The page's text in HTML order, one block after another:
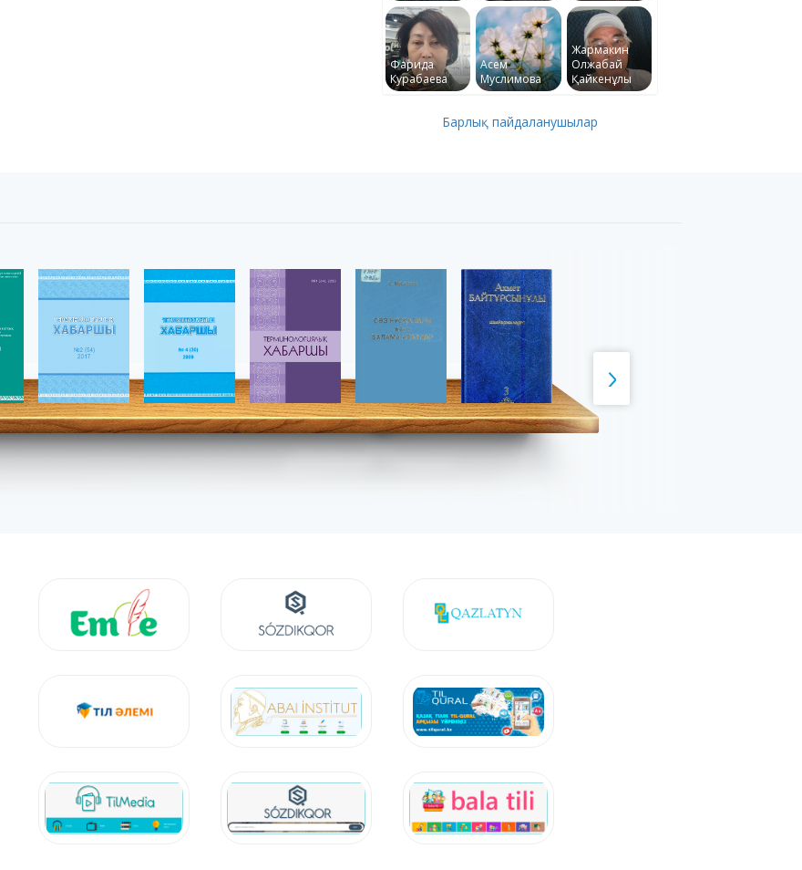
Фарида
Курабаева
Асем
Муслимова
Жармакин
Олжабай
Қайкенұлы
Барлық пайдаланушылар